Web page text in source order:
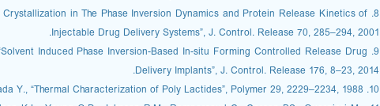
Crystallization in The Phase Inversion Dynamics and Protein Release Kinetics of
Injectable Drug Delivery Systems”, J. Control. Release 70, 285–294, 2001.
Induced Phase Inversion-Based In-situ Forming Controlled Release Drug
Delivery Implants”, J. Control. Release 176, 8–23, 2014.
10. Jamshidi K., Hyon S.-H., Ikada Y., “Thermal Characterization of Poly Lactides”, Polymer 29, 2229–2234, 1988.